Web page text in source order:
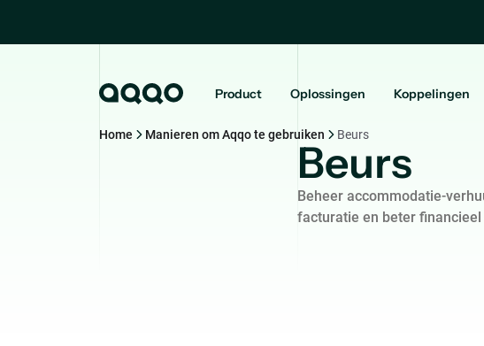
Product Oplossingen Koppelingen
Home Manieren om Aqqo te gebruiken Beurs
Beurs
Beheer accommodatie-
facturatie en beter financieel